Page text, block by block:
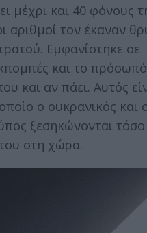
μέχρι και 40 φόνους
αριθμοί τον έκαναν
Εμφανίστηκε σε
και το
και αν πάει. Αυτός
ο ουκρανικός και
ξεσηκώνονται
στη χώρα.